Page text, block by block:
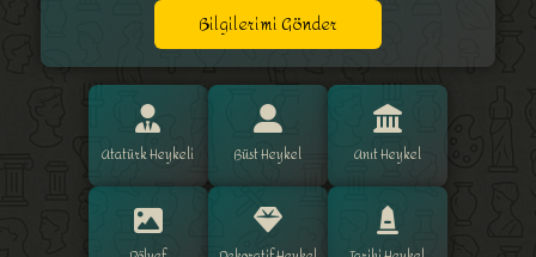
Bilgilerimi Gönder
Atatürk Heykeli Büst Heykel Anıt Heykel